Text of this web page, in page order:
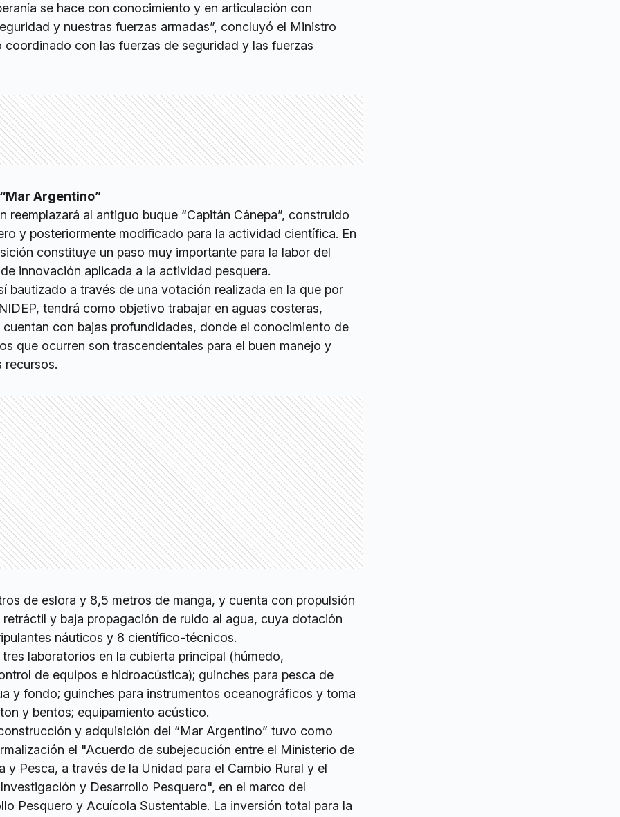
se hace con conocimiento y en articulación con
y nuestras fuerzas armadas”, concluyó el Ministro
con las fuerzas de seguridad y las fuerzas
Argentino”
reemplazará al antiguo buque “Capitán Cánepa”, construido
y posteriormente modificado para la actividad científica. En
constituye un paso muy importante para la labor del
innovación aplicada a la actividad pesquera.
bautizado a través de una votación realizada en la que por
tendrá como objetivo trabajar en aguas costeras,
cuentan con bajas profundidades, donde el conocimiento de
que ocurren son trascendentales para el buen manejo y
recursos.
de eslora y 8,5 metros de manga, y cuenta con propulsión
y baja propagación de ruido al agua, cuya dotación
náuticos y 8 científico-técnicos.
laboratorios en la cubierta principal (húmedo,
de equipos e hidroacústica); guinches para pesca de
y fondo; guinches para instrumentos oceanográficos y toma
y bentos; equipamiento acústico.
y adquisición del “Mar Argentino” tuvo como
el "Acuerdo de subejecución entre el Ministerio de
y Pesca, a través de la Unidad para el Cambio Rural y el
y Desarrollo Pesquero", en el marco del
Pesquero y Acuícola Sustentable. La inversión total para la